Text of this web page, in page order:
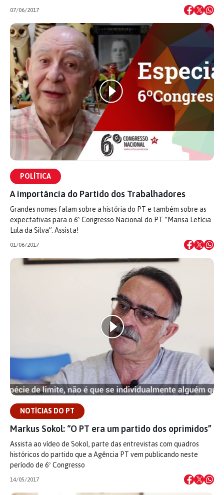
07/06/2017
POLÍTICA
A importância do Partido dos Trabalhadores
Grandes nomes falam sobre a história do PT e também sobre as
expectativas para o 6º Congresso Nacional do PT “Marisa Letícia
Lula da Silva”. Assista!
01/06/2017
NOTÍCIAS DO PT
Markus Sokol: “O PT era um partido dos oprimidos”
Assista ao vídeo de Sokol, parte das entrevistas com quadros
históricos do partido que a Agência PT vem publicando neste
período de 6º Congresso
14/05/2017